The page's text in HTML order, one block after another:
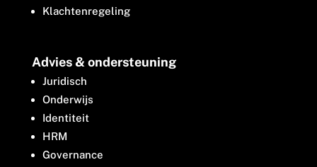
Klachtenregeling
Advies & ondersteuning
Juridisch
Onderwijs
Identiteit
HRM
Governance